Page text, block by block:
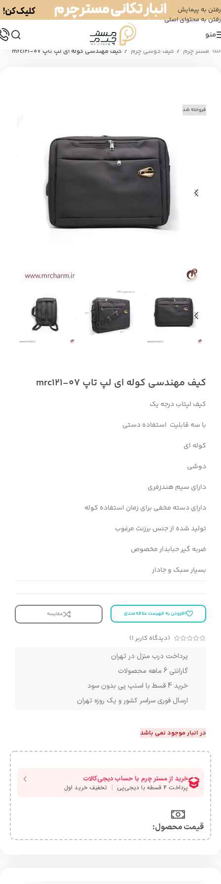
رفتن به پیمایش
رفتن به محتوای اصلی
منو
مستر چرم / کیف دوشی چرم / کیف مهندسی کوله ای لپ تاپ mrc121-07
فروخته شد
کیف مهندسی کوله ای لپ تاپ mrc121-07
کیف لپتاب درجه یک
با سه قابلیت استفاده دستی
کوله ای
دوشی
دارای سیم هندزفری
دارای دسته مخفی برای زمان استفاده کوله
تولید شده از جنس برزنت مرغوب
ضربه گیر حبابدار مخصوص
بسیار سبک و جادار
افزودن به فهرست علاقه‌مندی مقایسه
(دیدگاه کاربر 1
)
پرداخت درب منزل در تهران
گارانتی 6 ماهه محصولات
خرید 4 قسط با اسنپ پی بدون سود
ارسال فوری سراسر کشور و یک روزه تهران
در انبار موجود نمی باشد
قیمت محصول:​